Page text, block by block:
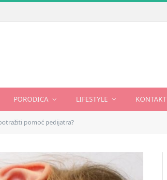
PORODICA LIFESTYLE KONTAKT
pomoć pedijatra?